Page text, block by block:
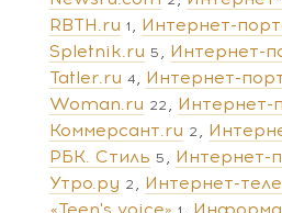
RBTH.ru 1
Интернет-
Spletnik.ru 5
Интернет-
Tatler.ru 4
Интернет-
Woman.ru 22
Интернет-
Коммерсант.ru 2
РБК. Стиль 5
Интернет-
Утро.ру 2
Интернет-
«Teen's voice»